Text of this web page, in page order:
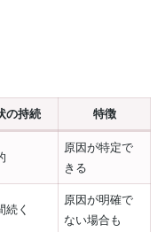
の持続 特徴
原因が特定で
きる
続く
原因が明確で
ない場合も